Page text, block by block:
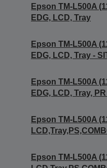
Epson TM-L500A
EDG, LCD, Tray
Epson TM-L500A
EDG, LCD, Tray -
Epson TM-L500A
EDG, LCD, Tray,
Epson TM-L500A
Epson TM-L500A